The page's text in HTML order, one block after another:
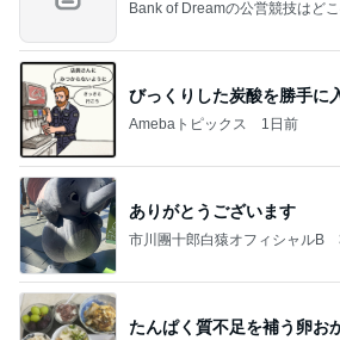
Bank of Dreamの公営競技はどこ
びっくりした炭酸を勝手に
Amebaトピックス 1日前
ありがとうございます
市川團十郎白猿オフィシャルB
たんぱく質不足を補う卵お